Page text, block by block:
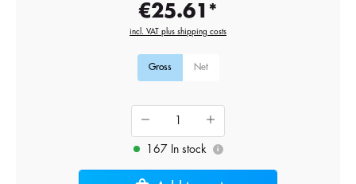
€25.61*
incl. VAT plus shipping costs
Gross Net
167 In stock i